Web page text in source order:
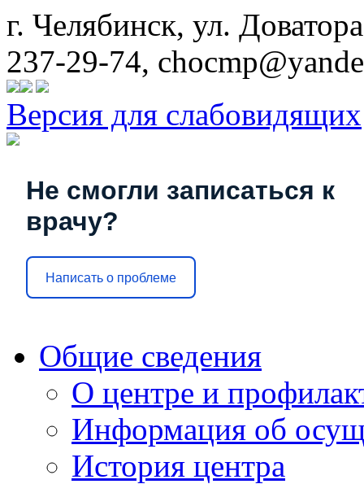
г. Челябинск, ул.
237-29-74,
Версия для слабовидящих
Не смогли записаться к
врачу?
Написать о проблеме
Общие сведения
О центре и
Информация об
История центра